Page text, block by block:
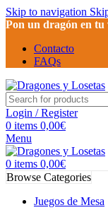
Skip to navigation
Pon un dragón en tu
Contacto
FAQs
Login / Register
0 items 0,00€
Menu
0 items 0,00€
Browse Categories
Juegos de Mesa